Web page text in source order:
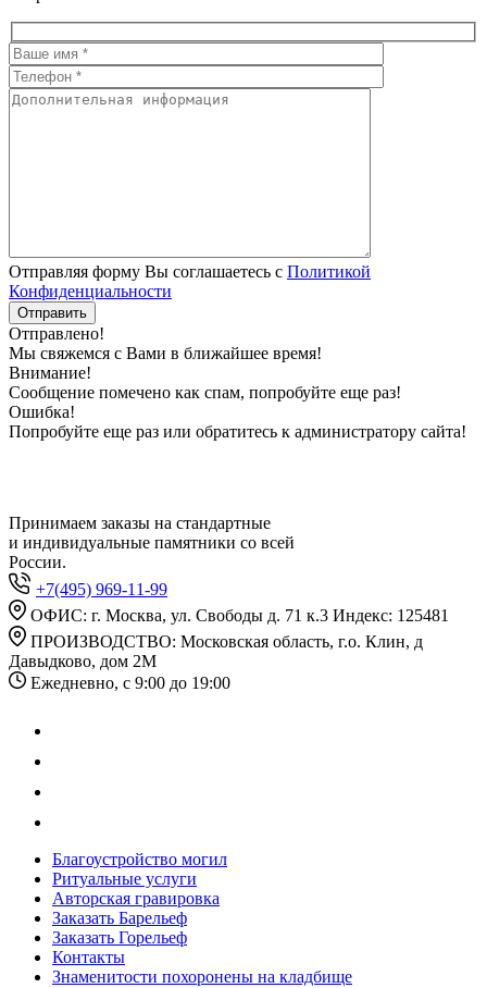
Отправляя форму Вы соглашаетесь с Политикой
Конфиденциальности
Отправлено!
Мы свяжемся с Вами в ближайшее время!
Внимание!
Сообщение помечено как спам, попробуйте еще раз!
Ошибка!
Попробуйте еще раз или обратитесь к администратору сайта!
Принимаем заказы на стандартные
и индивидуальные памятники со всей
России.
+7(495) 969-11-99
ОФИС: г. Москва, ул. Свободы д. 71 к.3 Индекс: 125481
ПРОИЗВОДСТВО: Московская область, г.о. Клин, д
Давыдково, дом 2М
Ежедневно, с 9:00 до 19:00
Благоустройство могил
Ритуальные услуги
Авторская гравировка
Заказать Барельеф
Заказать Горельеф
Контакты
Знаменитости похоронены на кладбище